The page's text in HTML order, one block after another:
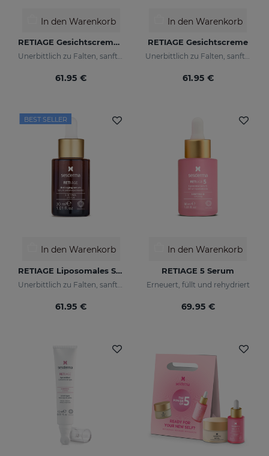
In den Warenkorb
RETIAGE Gesichtscremegel
Unerbittlich zu Falten, sanft zu Ihrer Haut
61.95 €
In den Warenkorb
RETIAGE Gesichtscreme
Unerbittlich zu Falten, sanft zu Ihrer Haut
61.95 €
BEST SELLER
In den Warenkorb
RETIAGE Liposomales Serum
61.95 €
In den Warenkorb
RETIAGE 5 Serum
Erneuert, füllt und rehydriert
69.95 €